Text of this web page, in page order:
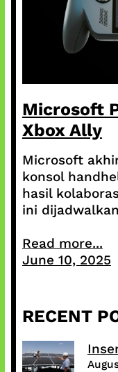
Microsoft
Xbox Ally
Microsoft
konsol
hasil
ini
Read more...
June 10, 2025
RECENT